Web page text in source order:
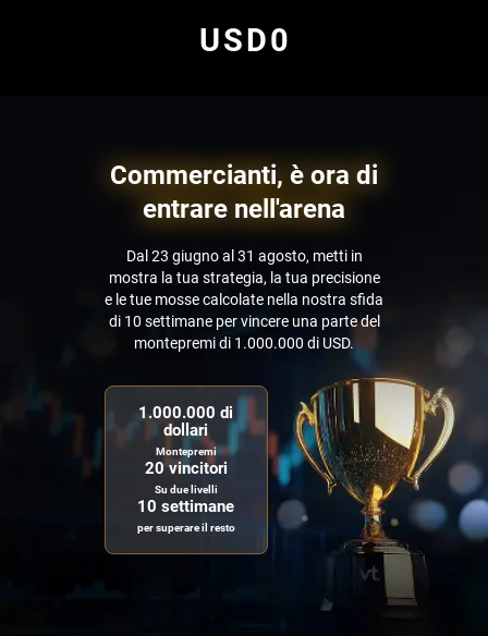
USD0
Commercianti, è ora di
entrare nell'arena
Dal 23 giugno al 31 agosto, metti in
mostra la tua strategia, la tua precisione
e le tue mosse calcolate nella nostra sfida
di 10 settimane per vincere una parte del
montepremi di 1.000.000 di USD.
1.000.000 di
dollari
Montepremi
20 vincitori
Su due livelli
10 settimane
per superare il resto